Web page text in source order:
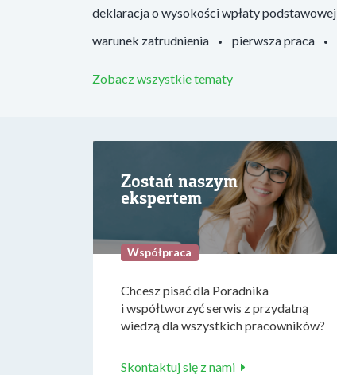
deklaracja o wysokości wpłaty podstawowej
warunek zatrudnienia
pierwsza praca
Zobacz wszystkie tematy
Zostań naszym
ekspertem
Współpraca
Chcesz pisać dla Poradnika
i współtworzyć serwis z przydatną
wiedzą dla wszystkich pracowników?
Skontaktuj się z nami